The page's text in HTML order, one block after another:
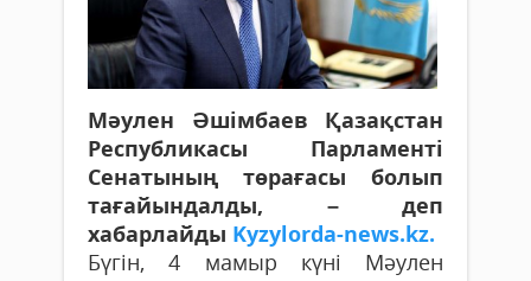
Мәулен Әшімбаев Қазақстан
Республикасы Парламенті
Сенатының төрағасы болып
тағайындалды, – деп
хабарлайды Kyzylorda-news.kz.
Бүгін, 4 мамыр күні Мәулен